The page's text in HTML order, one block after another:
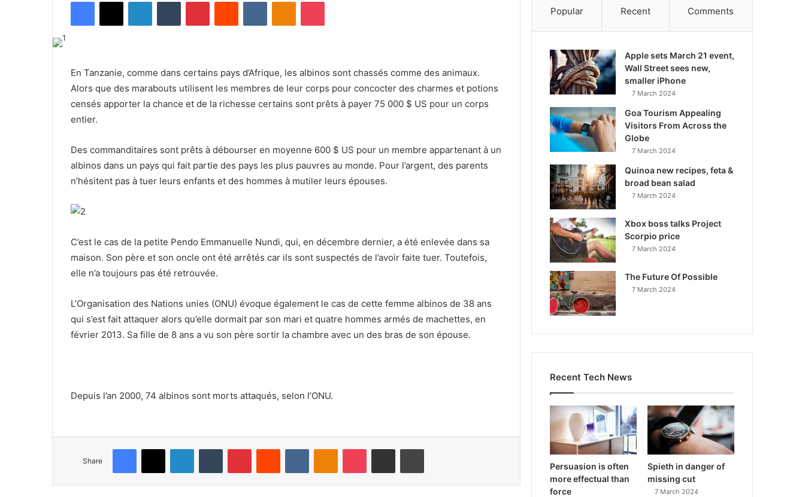
l d
e
En Tanzanie, comme dans certains pays d’Afrique, les albinos sont chassés comme des animaux.
Alors que des marabouts utilisent les membres de leur corps pour concocter des charmes et potions
censés apporter la chance et de la richesse certains sont prêts à payer 75 000 $ US pour un corps
entier.
Des commanditaires sont prêts à débourser en moyenne 600 $ US pour un membre appartenant à un
albinos dans un pays qui fait partie des pays les plus pauvres au monde. Pour l’argent, des parents
n’hésitent pas à tuer leurs enfants et des hommes à mutiler leurs épouses.
C’est le cas de la petite Pendo Emmanuelle Nundi, qui, en décembre dernier, a été enlevée dans sa
maison. Son père et son oncle ont été arrêtés car ils sont suspectés de l’avoir faite tuer. Toutefois,
elle n’a toujours pas été retrouvée.
L’Organisation des Nations unies (ONU) évoque également le cas de cette femme albinos de 38 ans
qui s’est fait attaquer alors qu’elle dormait par son mari et quatre hommes armés de machettes, en
février 2013. Sa fille de 8 ans a vu son père sortir la chambre avec un des bras de son épouse.
Depuis l’an 2000, 74 albinos sont morts attaqués, selon l’ONU.
Share
Popular Recent Comments
Apple sets March 21 event,
Wall Street sees new,
smaller iPhone
7 March 2024
Goa Tourism Appealing
Visitors From Across the
Globe
7 March 2024
Quinoa new recipes, feta &
broad bean salad
7 March 2024
Xbox boss talks Project
Scorpio price
7 March 2024
The Future Of Possible
7 March 2024
Recent Tech News
Persuasion is often
more effectual than
force
Spieth in danger of
missing cut
7 March 2024